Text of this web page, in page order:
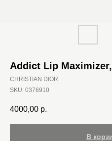
Addict Lip
CHRISTIAN DIOR
SKU: 0376910
4000,00 р.
В